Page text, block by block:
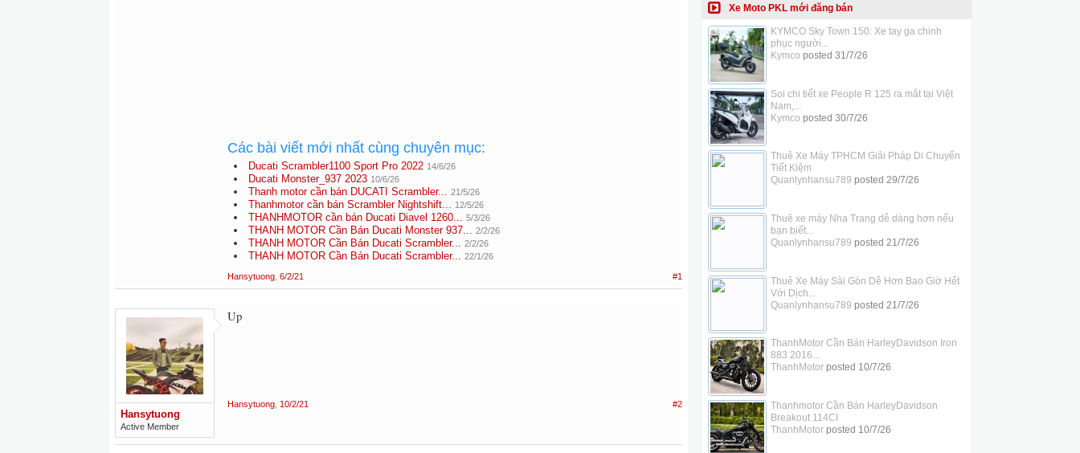
Các bài viết mới nhất cùng chuyên mục:
Ducati Scrambler1100 Sport Pro 2022 14/6/26
Ducati Monster_937 2023 10/6/26
Thanh motor cần bán DUCATI Scrambler... 21/5/26
Thanhmotor cần bán Scrambler Nightshift... 12/5/26
THANHMOTOR cần bán Ducati Diavel 1260... 5/3/26
THANH MOTOR Cần Bán Ducati Monster 937... 2/2/26
THANH MOTOR Cần Bán Ducati Scrambler... 2/2/26
THANH MOTOR Cần Bán Ducati Scrambler... 22/1/26
Hansytuong 6/2/21 #1
Hansytuong
Active Member
Up
Hansytuong 10/2/21 #2
Xe Moto PKL mới đăng bán
KYMCO Sky Town 150: Xe tay ga chinh
phục người...
Kymco posted 31/7/26
Soi chi tiết xe People R 125 ra mắt tại Việt
Nam,...
Kymco posted 30/7/26
Thuê Xe Máy TPHCM Giải Pháp Di Chuyển
Tiết Kiệm
Quanlynhansu789 posted 29/7/26
Thuê xe máy Nha Trang dễ dàng hơn nếu
bạn biết...
Quanlynhansu789 posted 21/7/26
Thuê Xe Máy Sài Gòn Dễ Hơn Bao Giờ Hết
Với Dịch...
Quanlynhansu789 posted 21/7/26
ThanhMotor Cần Bán HarleyDavidson Iron
883 2016...
ThanhMotorposted 10/7/26
Thanhmotor Cần Bán HarleyDavidson
Breakout 114CI
ThanhMotorposted 10/7/26